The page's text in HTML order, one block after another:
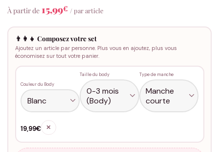
À partir de 15,99€ / par article
👨‍👩‍👧 Composez votre set
Ajoutez un article par personne. Plus vous en ajoutez, plus vous
économisez sur tout votre panier.
Couleur du Body
Taille du body Type de manche
19,99€ ✕